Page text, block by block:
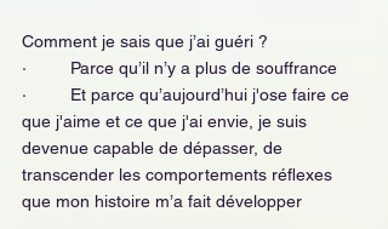
Comment je sais que j’ai guéri ?
·         Parce qu’il n’y a plus de souffrance
·         Et parce qu’aujourd’hui j'ose faire ce
que j'aime et ce que j'ai envie, je suis
devenue capable de dépasser, de
transcender les comportements réflexes
que mon histoire m’a fait développer